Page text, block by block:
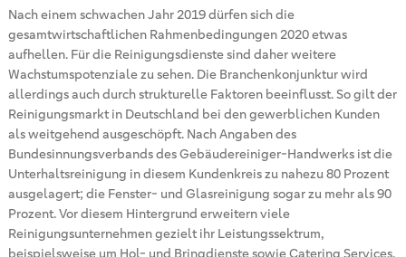
Nach einem schwachen Jahr 2019 dürfen sich die
gesamtwirtschaftlichen Rahmenbedingungen 2020 etwas
aufhellen. Für die Reinigungsdienste sind daher weitere
Wachstumspotenziale zu sehen. Die Branchenkonjunktur wird
allerdings auch durch strukturelle Faktoren beeinflusst. So gilt der
Reinigungsmarkt in Deutschland bei den gewerblichen Kunden
als weitgehend ausgeschöpft. Nach Angaben des
Bundesinnungsverbands des Gebäudereiniger-Handwerks ist die
Unterhaltsreinigung in diesem Kundenkreis zu nahezu 80 Prozent
ausgelagert; die Fenster- und Glasreinigung sogar zu mehr als 90
Prozent. Vor diesem Hintergrund erweitern viele
Reinigungsunternehmen gezielt ihr Leistungssektrum,
beispielsweise um Hol- und Bringdienste sowie Catering Services.